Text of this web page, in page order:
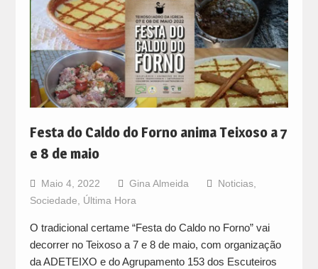
Festa do Caldo do Forno anima Teixoso a 7
e 8 de maio
Maio 4, 2022 Gina Almeida Noticias,
Sociedade, Última Hora
O tradicional certame “Festa do Caldo no Forno” vai
decorrer no Teixoso a 7 e 8 de maio, com organização
da ADETEIXO e do Agrupamento 153 dos Escuteiros